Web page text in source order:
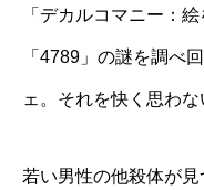
「デカルコマニー：
「4789」の謎を調べ
ェ。それを快く思わな
若い男性の他殺体が